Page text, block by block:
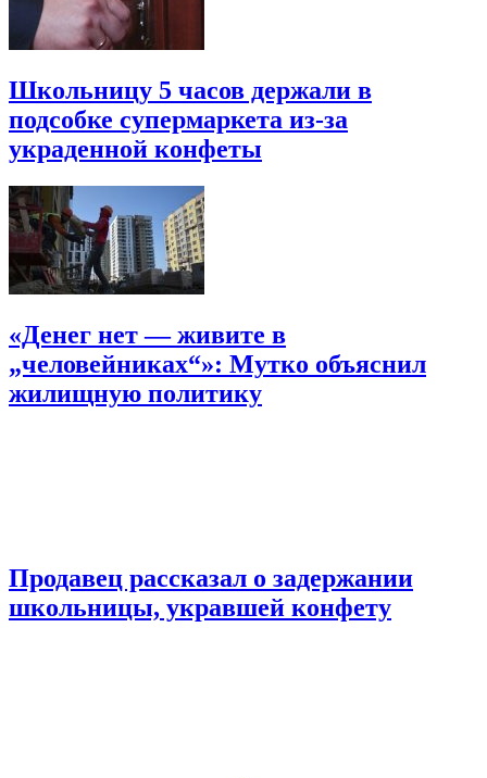
Школьницу 5 часов держали в
подсобке супермаркета из-за
украденной конфеты
«Денег нет — живите в
„человейниках“»: Мутко объяснил
жилищную политику
Продавец рассказал о задержании
школьницы, укравшей конфету